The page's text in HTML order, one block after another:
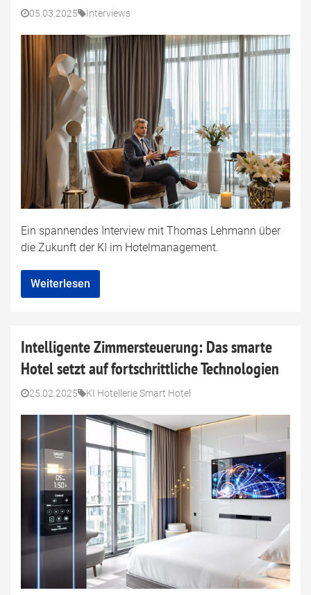
05.03.2025 Interviews
Ein spannendes Interview mit Thomas Lehmann über
die Zukunft der KI im Hotelmanagement.
Weiterlesen
Intelligente Zimmersteuerung: Das smarte
Hotel setzt auf fortschrittliche Technologien
25.02.2025 KI Hotellerie Smart Hotel